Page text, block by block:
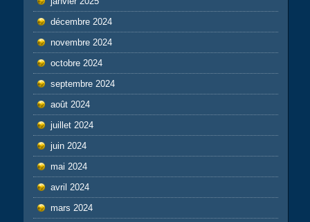
décembre 2024
novembre 2024
octobre 2024
septembre 2024
août 2024
juillet 2024
juin 2024
mai 2024
avril 2024
mars 2024